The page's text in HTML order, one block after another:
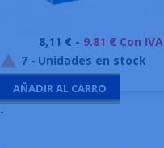
Precio
8,11 € - 9.81 € Con IVA
 7 - Unidades en stock
AÑADIR AL CARRO
-